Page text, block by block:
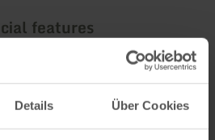
Details Über Cookies
features